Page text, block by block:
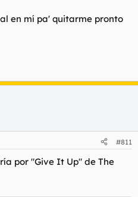
en mí pa' quitarme pronto
#811
por "Give It Up" de The